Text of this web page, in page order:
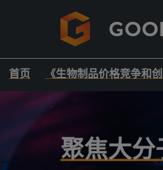
首页 《生物制品价格竞争和
聚焦大分